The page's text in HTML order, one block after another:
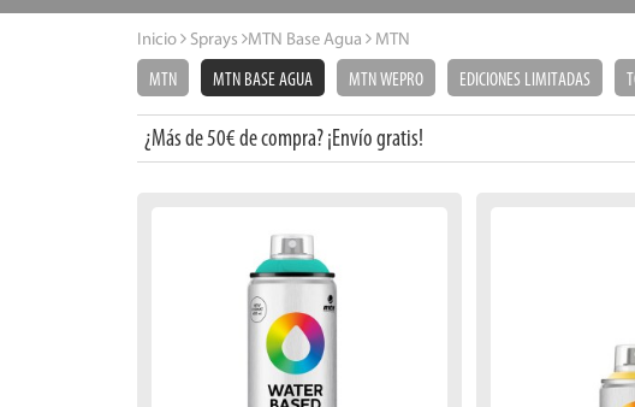
Inicio Sprays MTN Base Agua MTN
MTN MTN BASE AGUA MTN WEPRO EDICIONES LIMITADAS
¿Más de 50€ de compra? ¡Envío gratis!